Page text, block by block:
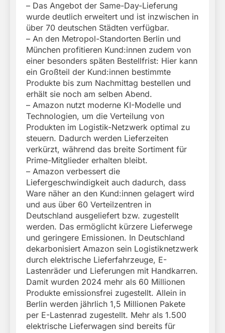
– Das Angebot der Same-Day-Lieferung
wurde deutlich erweitert und ist inzwischen in
über 70 deutschen Städten verfügbar.
– An den Metropol-Standorten Berlin und
München profitieren Kund:innen zudem von
einer besonders späten Bestellfrist: Hier kann
ein Großteil der Kund:innen bestimmte
Produkte bis zum Nachmittag bestellen und
erhält sie noch am selben Abend.
– Amazon nutzt moderne KI-Modelle und
Technologien, um die Verteilung von
Produkten im Logistik-Netzwerk optimal zu
steuern. Dadurch werden Lieferzeiten
verkürzt, während das breite Sortiment für
Prime-Mitglieder erhalten bleibt.
– Amazon verbessert die
Liefergeschwindigkeit auch dadurch, dass
Ware näher an den Kund:innen gelagert wird
und aus über 60 Verteilzentren in
Deutschland ausgeliefert bzw. zugestellt
werden. Das ermöglicht kürzere Lieferwege
und geringere Emissionen. In Deutschland
dekarbonisiert Amazon sein Logistiknetzwerk
durch elektrische Lieferfahrzeuge, E-
Lastenräder und Lieferungen mit Handkarren.
Damit wurden 2024 mehr als 60 Millionen
Produkte emissionsfrei zugestellt. Allein in
Berlin werden jährlich 1,5 Millionen Pakete
per E-Lastenrad zugestellt. Mehr als 1.500
elektrische Lieferwagen sind bereits für